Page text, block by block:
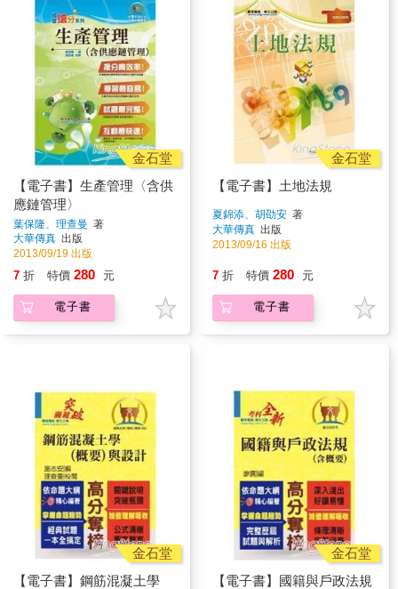
金石堂
【電子書】生產管理〈含供
應鏈管理〉
葉保隆、理查曼 著
大華傳真 出版
2013/09/19 出版
7 折 特價 280 元
電子書
金石堂
【電子書】土地法規
夏錦添、胡劭安 著
大華傳真 出版
2013/09/16 出版
7 折 特價 280 元
電子書
金石堂
【電子書】鋼筋混凝土學
金石堂
【電子書】國籍與戶政法規